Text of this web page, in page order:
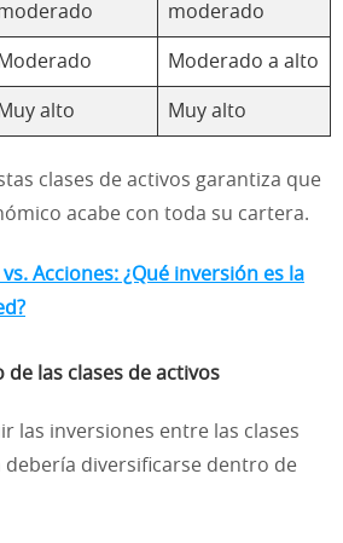
moderado
Moderado Moderado a alto
Muy alto Muy alto
clases de activos garantiza que
acabe con toda su cartera.
Acciones: ¿Qué inversión es la
las clases de activos
las inversiones entre las clases
debería diversificarse dentro de